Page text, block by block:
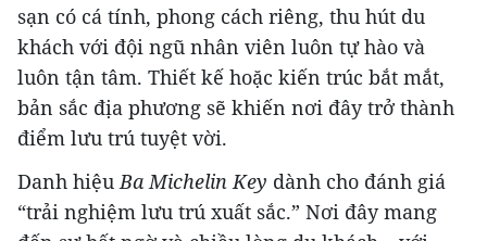
sạn có cá tính, phong cách riêng, thu hút du
khách với đội ngũ nhân viên luôn tự hào và
luôn tận tâm. Thiết kế hoặc kiến trúc bắt mắt,
bản sắc địa phương sẽ khiến nơi đây trở thành
điểm lưu trú tuyệt vời.
Danh hiệu Ba Michelin Key dành cho đánh giá
“trải nghiệm lưu trú xuất sắc.” Nơi đây mang